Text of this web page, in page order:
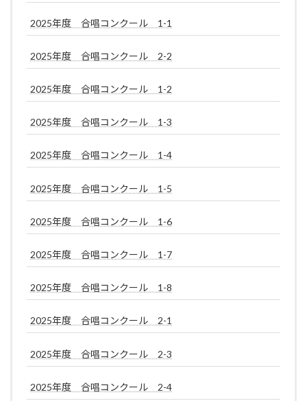
2025年度 合唱コンクール 1-1
2025年度 合唱コンクール 2-2
2025年度 合唱コンクール 1-2
2025年度 合唱コンクール 1-3
2025年度 合唱コンクール 1-4
2025年度 合唱コンクール 1-5
2025年度 合唱コンクール 1-6
2025年度 合唱コンクール 1-7
2025年度 合唱コンクール 1-8
2025年度 合唱コンクール 2-1
2025年度 合唱コンクール 2-3
2025年度 合唱コンクール 2-4